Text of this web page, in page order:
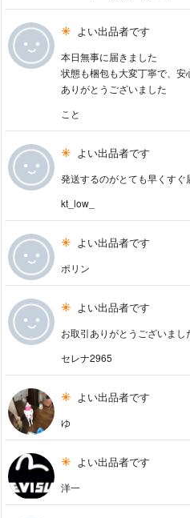
よい出品者です
本日無事に届きました
状態も梱包も大変丁寧で、安
ありがとうございました
こと
よい出品者です
発送するのがとても早くすぐ
kt_low_
よい出品者です
ポリン
よい出品者です
お取引ありがとうございまし
セレナ2965
よい出品者です
ゆ
よい出品者です
洋一